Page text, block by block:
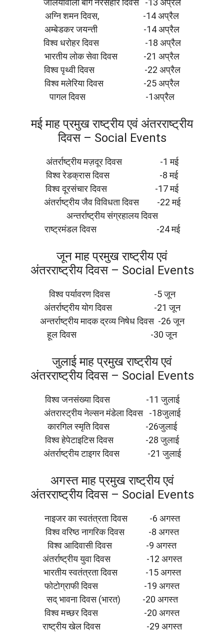
जलियावाला बाग नरसंहार दिवस -13 अप्रैल
अग्नि शमन दिवस, -14 अप्रैल
अम्बेडकर जयन्ती -14 अप्रैल
विश्व धरोहर दिवस -18 अप्रैल
भारतीय लोक सेवा दिवस -21 अप्रैल
विश्व पृथ्वी दिवस -22 अप्रैल
विश्व मलेरिया दिवस -25 अप्रैल
पागल दिवस -1अप्रैल
मई माह प्रमुख राष्ट्रीय एवं अंतरराष्ट्रीय
दिवस – Social Events
अंतर्राष्ट्रीय मज़दूर दिवस -1 मई
विश्व रेडक्रास दिवस -8 मई
विश्व दूरसंचार दिवस -17 मई
अंतर्राष्ट्रीय जैव विविधता दिवस -22 मई
अन्तर्राष्ट्रीय संग्रहालय दिवस
राष्ट्रमंडल दिवस -24 मई
जून माह प्रमुख राष्ट्रीय एवं
अंतरराष्ट्रीय दिवस – Social Events
विश्व पर्यावरण दिवस -5 जून
अंतर्राष्ट्रीय योग दिवस -21 जून
अन्तर्राष्ट्रीय मादक द्रव्य निषेध दिवस -26 जून
हूल दिवस -30 जून
जुलाई माह प्रमुख राष्ट्रीय एवं
अंतरराष्ट्रीय दिवस – Social Events
विश्व जनसंख्या दिवस -11 जुलाई
अंतरास्ट्रीय नेल्सन मंडेला दिवस -18जुलाई
कारगिल स्मृति दिवस -26जुलाई
विश्व हेपेटाइटिस दिवस -28 जुलाई
अंतर्राष्ट्रीय टाइगर दिवस -21 जुलाई
अगस्त माह प्रमुख राष्ट्रीय एवं
अंतरराष्ट्रीय दिवस – Social Events
नाइजर का स्वतंत्रता दिवस -6 अगस्त
विश्व वरिष्ठ नागरिक दिवस -8 अगस्त
विश्व आदिवासी दिवस -9 अगस्त
अंतर्राष्ट्रीय युवा दिवस -12 अगस्त
भारतीय स्वतंत्रता दिवस -15 अगस्त
फोटोग्राफी दिवस -19 अगस्त
सद् भावना दिवस (भारत) -20 अगस्त
विश्व मच्छर दिवस -20 अगस्त
राष्ट्रीय खेल दिवस -29 अगस्त